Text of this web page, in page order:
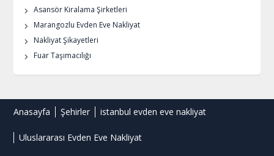
Asansör Kiralama Şirketleri
Marangozlu Evden Eve Nakliyat
Nakliyat Şikayetleri
Fuar Taşımacılığı
Anasayfa Şehirler istanbul evden eve nakliyat
Uluslararası Evden Eve Nakliyat